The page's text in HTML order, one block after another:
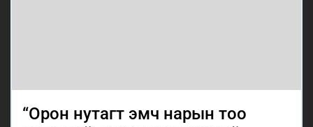
“Орон нутагт эмч нарын тоо